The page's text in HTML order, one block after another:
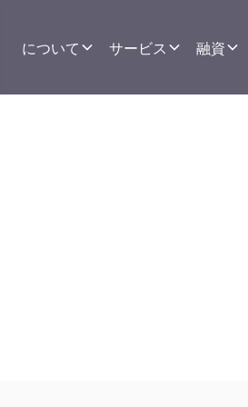
について サービス 融資